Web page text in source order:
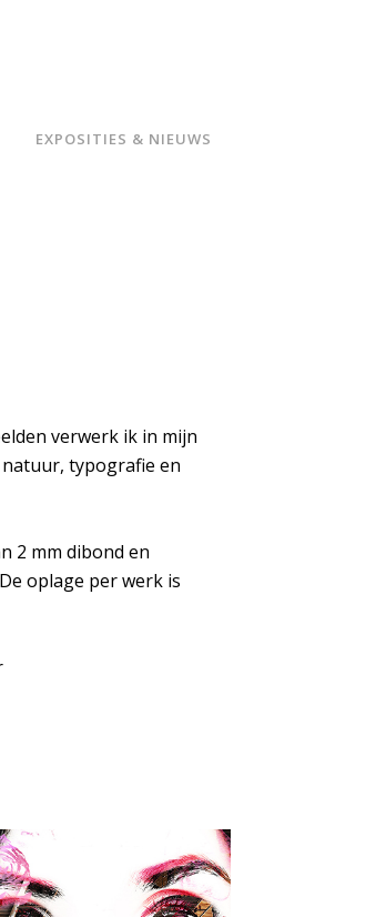
EXPOSITIES & NIEUWS
verwerk ik in mijn
typografie en
2 mm dibond en
oplage per werk is